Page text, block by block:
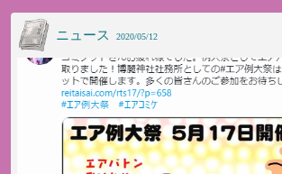
ニュース 2020/05/12